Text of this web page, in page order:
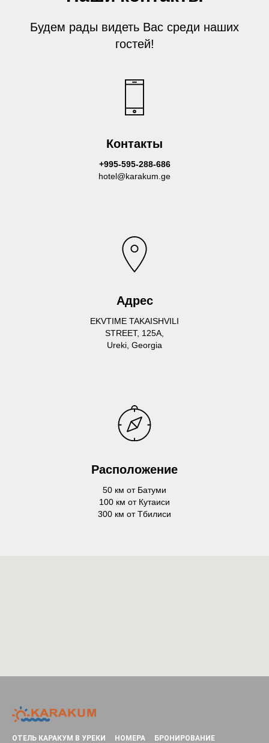
Будем рады видеть Вас среди наших
гостей!
Контакты
+995-595-288-686
hotel@karakum.ge
Адрес
EKVTIME TAKAISHVILI
STREET, 125A,
Ureki, Georgia
Расположение
50 км от Батуми
100 км от Кутаиси
300 км от Тбилиси
ОТЕЛЬ КАРАКУМ В УРЕКИ НОМЕРА БРОНИРОВАНИЕ